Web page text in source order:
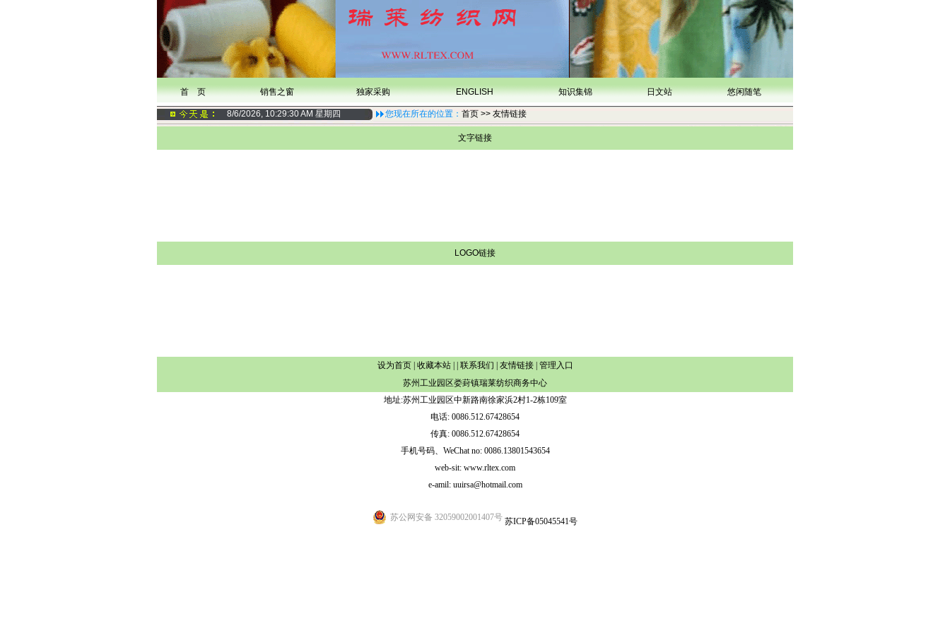
首 页 销售之窗 独家采购 ENGLISH 知识集锦 日文站 悠闲随笔
8/6/2026, 10:29:31 AM 星期四 您现在所在的位置： 首页 >> 友情链接
文字链接
LOGO链接
设为首页| 收藏本站| | 联系我们 友情链接| 管理入口
苏州工业园区娄葑镇瑞莱纺织商务中心
地址:苏州工业园区中新路南徐家浜2村1-2栋109室
电话: 0086.512.67428654
传真: 0086.512.67428654
手机号码、WeChat no: 0086.13801543654
web-sit: www.rltex.com
e-amil: uuirsa@hotmail.com
苏公网安备 32059002001407号 苏ICP备05045541号